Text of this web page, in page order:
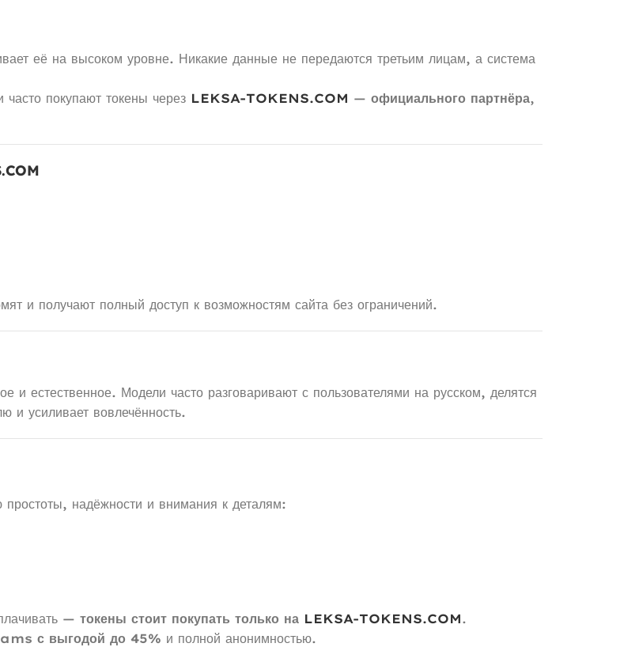
её на высоком уровне. Никакие данные не передаются третьим лицам, а система
покупают токены через LEKSA-TOKENS.COM — официального партнёра,
и получают полный доступ к возможностям сайта без ограничений.
естественное. Модели часто разговаривают с пользователями на русском, делятся
и усиливает вовлечённость.
надёжности и внимания к деталям:
— токены стоит покупать только на LEKSA-TOKENS.COM.
с выгодой до 45% и полной анонимностью.